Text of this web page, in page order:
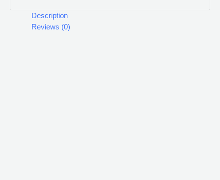
Description
Reviews (0)